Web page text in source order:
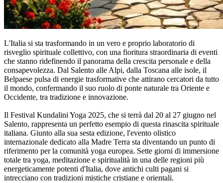
L'Italia si sta trasformando in un vero e proprio laboratorio di
risveglio spirituale collettivo, con una fioritura straordinaria di eventi
che stanno ridefinendo il panorama della crescita personale e della
consapevolezza. Dal Salento alle Alpi, dalla Toscana alle isole, il
Belpaese pulsa di energie trasformative che attirano cercatori da tutto
il mondo, confermando il suo ruolo di ponte naturale tra Oriente e
Occidente, tra tradizione e innovazione.
Il Festival Kundalini Yoga 2025, che si terrà dal 20 al 27 giugno nel
Salento, rappresenta un perfetto esempio di questa rinascita spirituale
italiana. Giunto alla sua sesta edizione, l'evento olistico
internazionale dedicato alla Madre Terra sta diventando un punto di
riferimento per la comunità yoga europea. Sette giorni di immersione
totale tra yoga, meditazione e spiritualità in una delle regioni più
energeticamente potenti d'Italia, dove antichi culti pagani si
intrecciano con tradizioni mistiche cristiane e orientali.